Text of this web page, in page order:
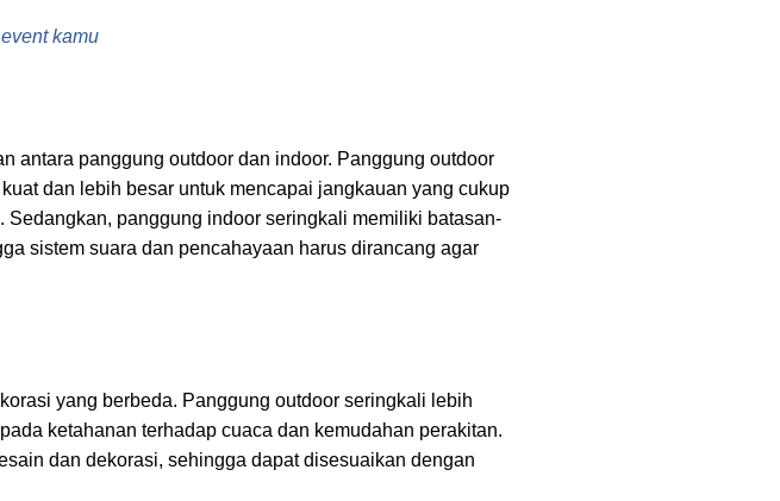
kamu
antara panggung outdoor dan indoor. Panggung outdoor
dan lebih besar untuk mencapai jangkauan yang cukup
panggung indoor seringkali memiliki batasan-
sistem suara dan pencahayaan harus dirancang agar
yang berbeda. Panggung outdoor seringkali lebih
ketahanan terhadap cuaca dan kemudahan perakitan.
dan dekorasi, sehingga dapat disesuaikan dengan